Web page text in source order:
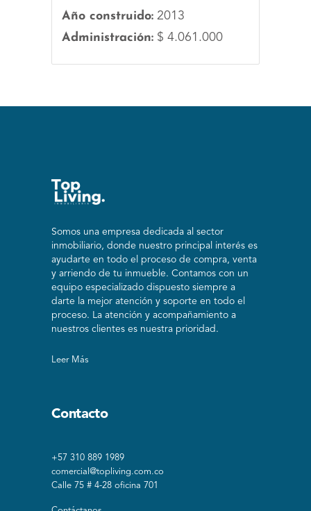
Año construido: 2013
Administración: $ 4.061.000
Somos una empresa dedicada al sector
inmobiliario, donde nuestro principal interés es
ayudarte en todo el proceso de compra, venta
y arriendo de tu inmueble. Contamos con un
equipo especializado dispuesto siempre a
darte la mejor atención y soporte en todo el
proceso. La atención y acompañamiento a
nuestros clientes es nuestra prioridad.
Leer Más
Contacto
+57 310 889 1989
comercial@topliving.com.co
Calle 75 # 4-28 oficina 701